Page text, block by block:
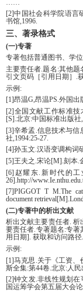
[2]中国社会科学院语言
书馆,1996.
三、著录格式
(一)专著
专著包括普通图书、学
主要责任者.题名:其他
引文页码［引用日期］.
示例:
[1]昂温G,昂温PS.外国
[2]全国文献工作标准技
[S].北京:中国标准出版社
[3]辛希孟.信息技术与信
社,1994:25-27.
[4]孙玉文.汉语变调构词
[5]王夫之.宋论[M].刻本.
[6]赵耀东.新时代的工
26].http://
[7]PIGGOT T M.The
document
(二)专著中的析出文献
析出文献主要责任者. 析
要责任者.专著题名:专著
用日期]. 获取和访问路径.
示例:
[1]马克思.关于《工资
斯全集:第44卷.北京:人民
[2]钟文发.非线性规划
国运筹学会第五届大会